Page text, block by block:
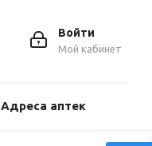
Войти
Мой кабинет
Адреса аптек